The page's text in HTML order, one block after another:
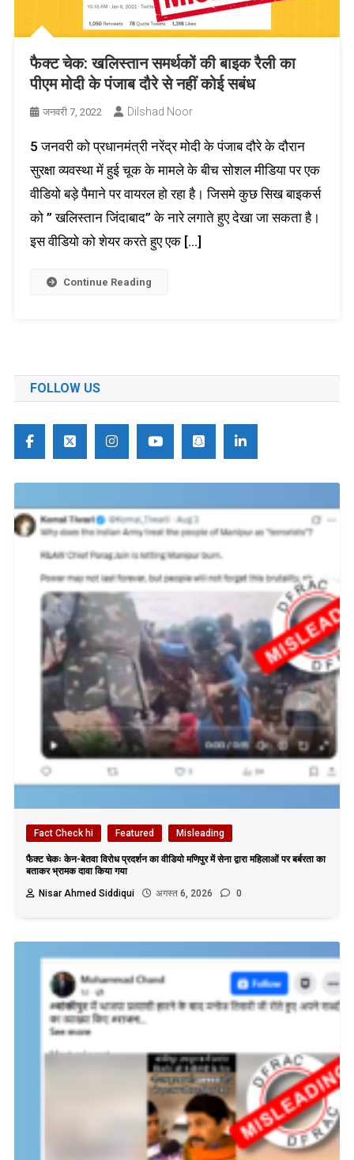
फैक्ट चेक: खलिस्तान समर्थकों की बाइक रैली का
पीएम मोदी के पंजाब दौरे से नहीं कोई सबंध
जनवरी 7, 2022 Dilshad Noor
5 जनवरी को प्रधानमंत्री नरेंद्र मोदी के पंजाब दौरे के दौरान
सुरक्षा व्यवस्था में हुई चूक के मामले के बीच सोशल मीडिया पर एक
वीडियो बड़े पैमाने पर वायरल हो रहा है। जिसमे कुछ सिख बाइकर्स
को ” खलिस्तान जिंदाबाद” के नारे लगाते हुए देखा जा सकता है।
इस वीडियो को शेयर करते हुए एक […]
Continue Reading
FOLLOW US
Fact Check hi Featured Misleading
फैक्ट चेकः केन-बेतवा विरोध प्रदर्शन का वीडियो मणिपुर में सेना द्वारा महिलाओं पर बर्बरता का
बताकर भ्रामक दावा किया गया
Nisar Ahmed Siddiqui
अगस्त 6, 2026 0